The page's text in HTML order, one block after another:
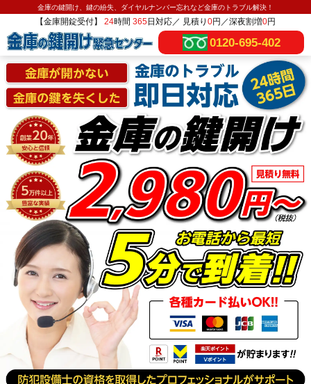
金庫の鍵開け、鍵の紛失、ダイヤルナンバー忘れなど金庫のトラブル解決！
【金庫開錠受付】 24時間 365日対応／ 見積り 0円／深夜割増0円
0120-695-402